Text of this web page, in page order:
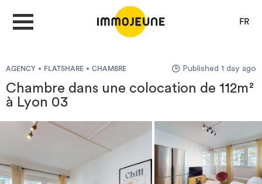
FR
Looking for a rent
AGENCY FLATSHARE CHAMBRE Published 1 day ago
Chambre dans une colocation de 112m²
à Lyon 03